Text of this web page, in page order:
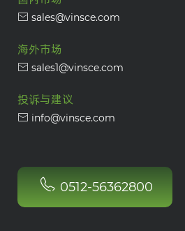
sales@vinsce.com
海外市场
sales1@vinsce.com
投诉与建议
info@vinsce.com
0512-56362800